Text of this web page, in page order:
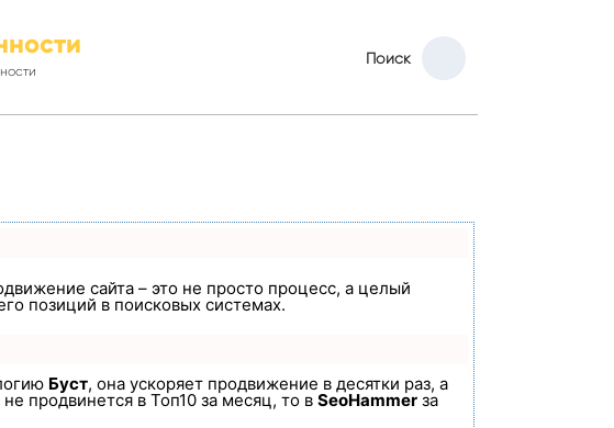
Поиск
сайта – это не просто процесс, а целый
позиций в поисковых системах.
Буст, она ускоряет продвижение в десятки раз, а
продвинется в Топ10 за месяц, то в SeoHammer за